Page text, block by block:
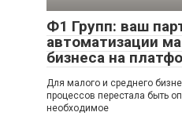
Ф1 Групп: ваш
автоматизации
бизнеса на
Для малого и среднего
процессов перестала быть
необходимое